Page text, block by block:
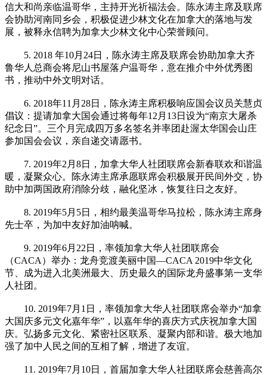
信大和尚亲临温哥华，主持开光祈福法会。陈永涛主席及联席
会协助河南同乡会，积极促进少林文化在加拿大的落地与发
展，被释永信聘为加拿大少林文化中心荣誉顾问。
5. 2018 年10月24日，陈永涛主席及联席会协助加拿大齐
鲁华人总商会将尼山书屋落户温哥华，意在推介中外优秀图
书，推动中外文明对话。
6. 2018年11月28日，陈永涛主席积极响应国会议员关慧贞
倡议：提请加拿大国会通过将每年12月13日设为“南京大屠杀
纪念日”。三个月完成四万多名签名并率团赴渥太华国会山庄
参加国会会议，亲自递交请愿书。
7. 2019年2月8日，加拿大华人社团联席会新春联欢和谐温
暖，凝聚众心。陈永涛主席承愿联席会积极展开民间外交，协
助中加两国政府消除分歧，融化坚冰，恢复往日之友好。
8. 2019年5月5日，相约最美温哥华马拉松，陈永涛主席身
先士卒，为加中友好加油呐喊。
9. 2019年6月22日，率领加拿大华人社团联席会
（CACA）举办：龙舟竞渡美丽中国—CACA 2019中华文化
节、成为进入北美洲最大、历史最久的国际龙舟盛事第一支华
人社团。
10. 2019年7月1日，率领加拿大华人社团联席会举办“加拿
大国庆多元文化嘉年华”，以嘉年华的喜庆方式庆祝加拿大国
庆。弘扬多元文化、紧密社区联系、凝聚内部和谐。极大地加
强了加中人民之间的互相了解，增进了友谊。
11. 2019年7月10日，首届加拿大华人社团联席会慈善高尔